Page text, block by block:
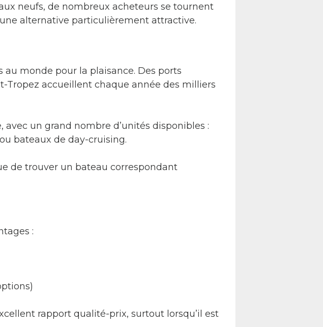
neufs, de nombreux acheteurs se tournent
alternative particulièrement attractive.
au monde pour la plaisance. Des ports
Tropez accueillent chaque année des milliers
un grand nombre d’unités disponibles :
bateaux de day-cruising.
de trouver un bateau correspondant
:
rapport qualité-prix, surtout lorsqu’il est